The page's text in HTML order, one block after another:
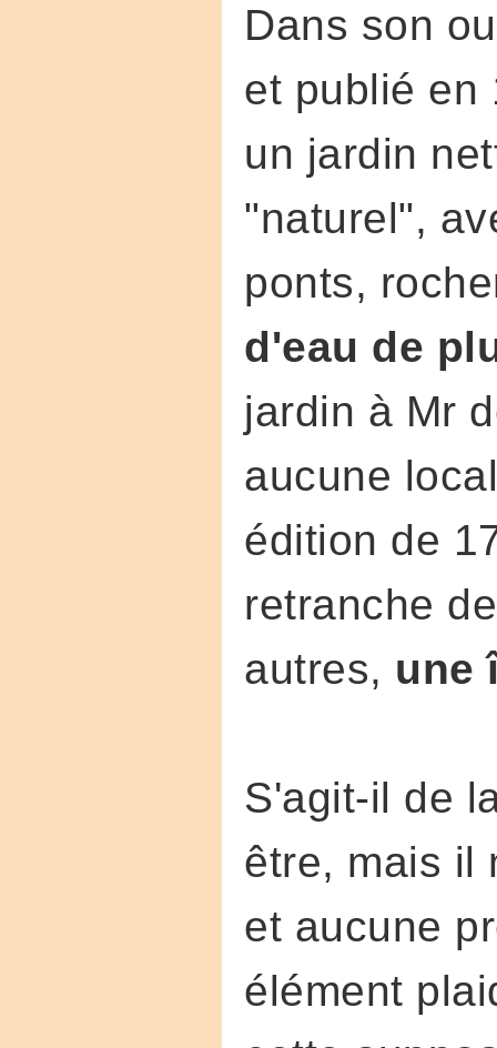
Dans son
et publié en
un jardin
"naturel",
ponts,
d'eau de
jardin à Mr
aucune
édition de
retranche
autres, une
S'agit-il de
être, mais il
et aucune
élément